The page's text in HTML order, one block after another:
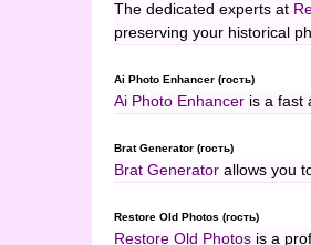
The dedicated experts at
preserving your historical
Ai Photo Enhancer (гость)
Ai Photo Enhancer is a fast
Brat Generator (гость)
Brat Generator allows you
Restore Old Photos (гость)
Restore Old Photos is a